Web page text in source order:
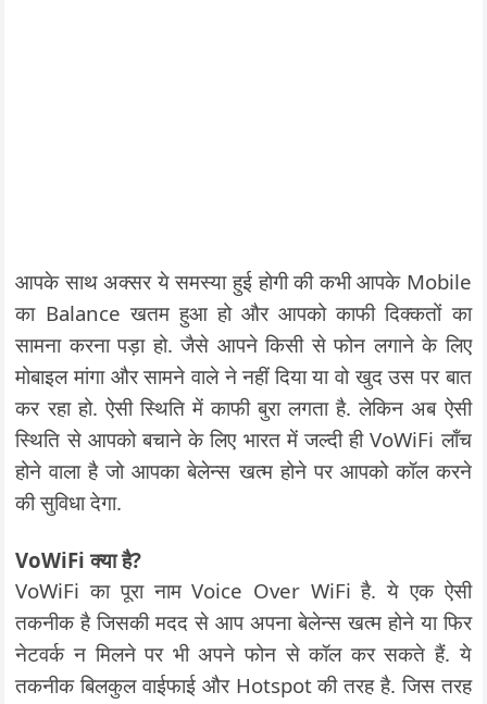
आपके साथ अक्सर ये समस्या हुई होगी की कभी आपके Mobile
का Balance खतम हुआ हो और आपको काफी दिक्कतों का
सामना करना पड़ा हो. जैसे आपने किसी से फोन लगाने के लिए
मोबाइल मांगा और सामने वाले ने नहीं दिया या वो खुद उस पर बात
कर रहा हो. ऐसी स्थिति में काफी बुरा लगता है. लेकिन अब ऐसी
स्थिति से आपको बचाने के लिए भारत में जल्दी ही VoWiFi लॉंच
होने वाला है जो आपका बेलेन्स खत्म होने पर आपको कॉल करने
की सुविधा देगा.
VoWiFi क्या है?
VoWiFi का पूरा नाम Voice Over WiFi है. ये एक ऐसी
तकनीक है जिसकी मदद से आप अपना बेलेन्स खत्म होने या फिर
नेटवर्क न मिलने पर भी अपने फोन से कॉल कर सकते हैं. ये
तकनीक बिलकुल वाईफाई और Hotspot की तरह है. जिस तरह